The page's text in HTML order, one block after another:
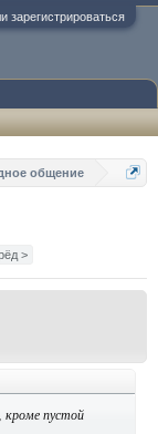
зарегистрироваться
общение
>
кроме пустой